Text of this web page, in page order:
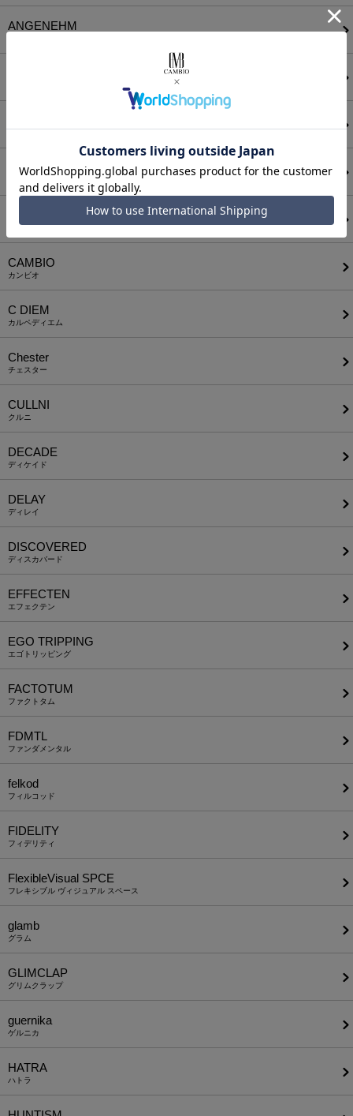
ANGENEHM
BODYSONG.
CALL&RESPONSE
コールアンドレスポンス
CAMBIO
カンビオ
C DIEM
カルペディエム
Chester
チェスター
CULLNI
クルニ
DECADE
ディケイド
DELAY
ディレイ
DISCOVERED
ディスカバード
EFFECTEN
エフェクテン
EGO TRIPPING
エゴトリッピング
FACTOTUM
ファクトタム
FDMTL
ファンダメンタル
felkod
フィルコッド
FIDELITY
フィデリティ
FlexibleVisual SPCE
フレキシブル ヴィジュアル スペース
glamb
グラム
GLIMCLAP
グリムクラップ
guernika
ゲルニカ
HATRA
ハトラ